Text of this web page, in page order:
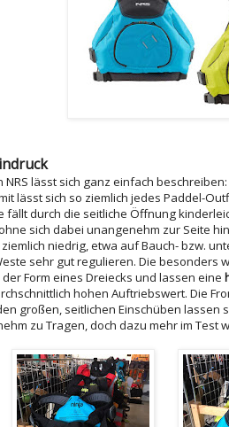
NRS lässt sich ganz einfach beschreiben:
lässt sich so ziemlich jedes Paddel-
fällt durch die seitliche Öffnung
sich dabei unangenehm zur Seite
niedrig, etwa auf Bauch- bzw.
sehr gut regulieren. Die besonders
Form eines Dreiecks und lassen eine
hohen Auftriebswert. Die
großen, seitlichen Einschüben lassen
zu Tragen, doch dazu mehr im Test